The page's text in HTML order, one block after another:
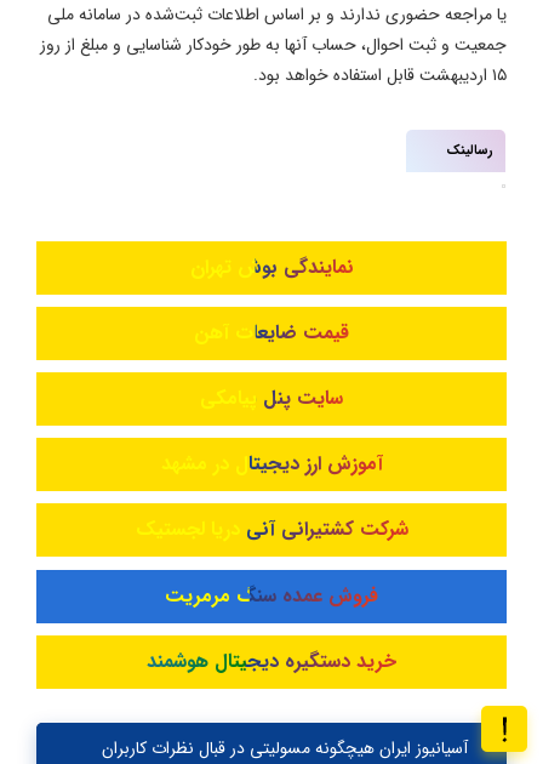
یا مراجعه حضوری ندارند و بر اساس اطلاعات ثبت‌شده در سامانه ملی
جمعیت و ثبت احوال، حساب آنها به طور خودکار شناسایی و مبلغ از روز
۱۵ اردیبهشت قابل استفاده خواهد بود.
رسالینک
نمایندگی بوش تهران
قیمت ضایعات آهن
سایت پنل پیامکی
آموزش ارز دیجیتال در مشهد
شرکت کشتیرانی آنی دریا لجستیک
فروش عمده سنگ مرمریت
خرید دستگیره دیجیتال هوشمند
آسیانیوز ایران هیچگونه مسولیتی در قبال نظرات کاربران